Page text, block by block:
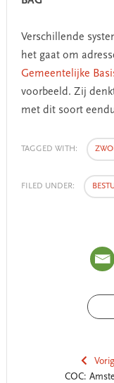
Verschillende
het gaat om
Gemeentelijke
voorbeeld. Zij
met dit soort
TAGGED WITH:
FILED UNDER:
COC: